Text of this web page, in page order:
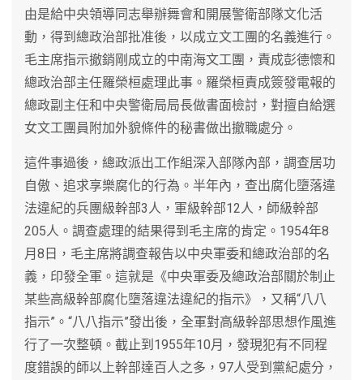
由是給中央領導同志舉辦舞會和開展警衛部隊文化活
動，得到總政治部批准後，以成立文工團的名義進行。
毛主席指示撤銷剛成立的中南海文工團，責成彭德懷和
總政治部主任羅榮桓處理此事。羅榮桓責成簽發電報的
總政副主任和中央警衛局局長做書面檢討，對擅自給選
女文工團員附加外貌條件的秘書做出撤職處分。
這件事過後，總政派出工作組深入部隊內部，調查居功
自傲、追求享樂腐化的行為。半年內，查出腐化墮落違
法違紀的兵團級幹部3人，軍級幹部12人，師級幹部
205人。調查處理的結果得到毛主席的肯定。1954年8
月8日，毛主席將調查報告以中央軍委和總政治部的名
義，印發全軍。這就是《中央軍委及總政治部關於制止
某些高級幹部腐化墮落違法違紀的指示》，又稱“八八
指示”。“八八指示”發出後，全軍對高級幹部思想作風進
行了一次整頓。截止到1955年10月，發現犯有不同程
度錯誤的師以上幹部達百人之多，97人受到黨紀處分，